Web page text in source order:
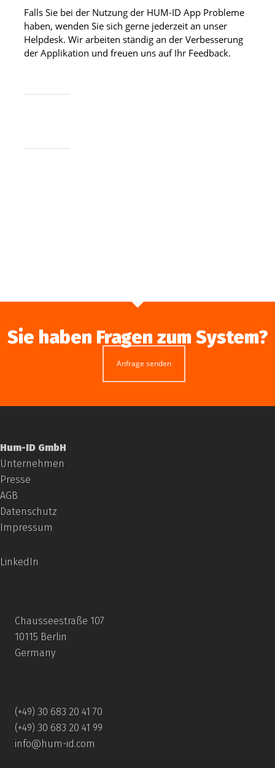
Falls Sie bei der Nutzung der HUM-ID App Probleme
haben, wenden Sie sich gerne jederzeit an unser
Helpdesk. Wir arbeiten ständig an der Verbesserung
der Applikation und freuen uns auf Ihr Feedback.
Sie haben Fragen zum System?
Anfrage senden
Hum-ID GmbH
Unternehmen
Presse
AGB
Datenschutz
Impressum
LinkedIn
Chausseestraße 107
10115 Berlin
Germany
(+49) 30 683 20 41 70
(+49) 30 683 20 41 99
info@hum-id.com